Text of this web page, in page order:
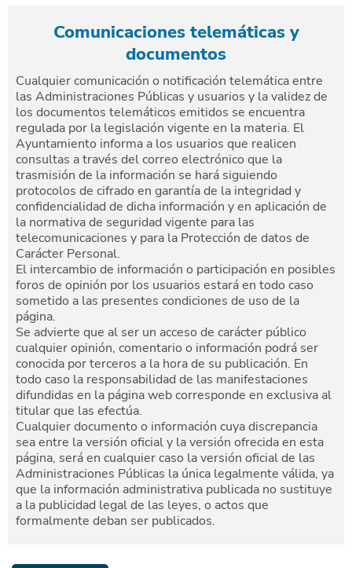
Comunicaciones telemáticas y
documentos
Cualquier comunicación o notificación telemática entre
las Administraciones Públicas y usuarios y la validez de
los documentos telemáticos emitidos se encuentra
regulada por la legislación vigente en la materia. El
Ayuntamiento informa a los usuarios que realicen
consultas a través del correo electrónico que la
trasmisión de la información se hará siguiendo
protocolos de cifrado en garantía de la integridad y
confidencialidad de dicha información y en aplicación de
la normativa de seguridad vigente para las
telecomunicaciones y para la Protección de datos de
Carácter Personal.
El intercambio de información o participación en posibles
foros de opinión por los usuarios estará en todo caso
sometido a las presentes condiciones de uso de la
página.
Se advierte que al ser un acceso de carácter público
cualquier opinión, comentario o información podrá ser
conocida por terceros a la hora de su publicación. En
todo caso la responsabilidad de las manifestaciones
difundidas en la página web corresponde en exclusiva al
titular que las efectúa.
Cualquier documento o información cuya discrepancia
sea entre la versión oficial y la versión ofrecida en esta
página, será en cualquier caso la versión oficial de las
Administraciones Públicas la única legalmente válida, ya
que la información administrativa publicada no sustituye
a la publicidad legal de las leyes, o actos que
formalmente deban ser publicados.